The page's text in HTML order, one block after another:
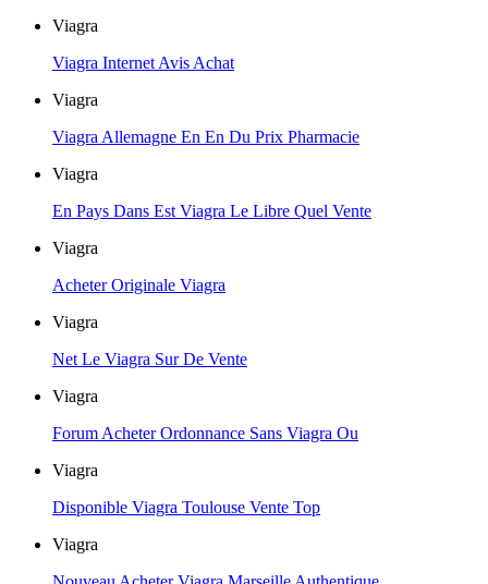
Viagra
Viagra Internet Avis Achat
Viagra
Viagra Allemagne En En Du Prix Pharmacie
Viagra
En Pays Dans Est Viagra Le Libre Quel Vente
Viagra
Acheter Originale Viagra
Viagra
Net Le Viagra Sur De Vente
Viagra
Forum Acheter Ordonnance Sans Viagra Ou
Viagra
Disponible Viagra Toulouse Vente Top
Viagra